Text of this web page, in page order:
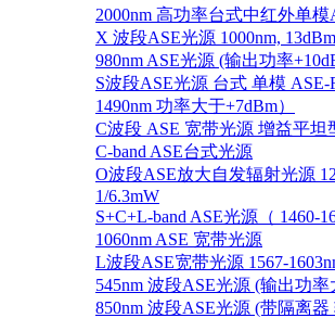
2000nm 高功率台式中红外单模
X 波段ASE光源 1000nm,
980nm ASE光源 (输出功率
S波段ASE光源 台式 单模 ASE-
1490nm 功率大于+7dBm）
C波段 ASE 宽带光源 增益平坦
C-band ASE台式光源
O波段ASE放大自发辐射光源
1/6.3mW
S+C+L-band ASE光源（ 1460-
1060nm ASE 宽带光源
L波段ASE宽带光源 1567-
545nm 波段ASE光源 (输出功率
850nm 波段ASE光源 (带隔离